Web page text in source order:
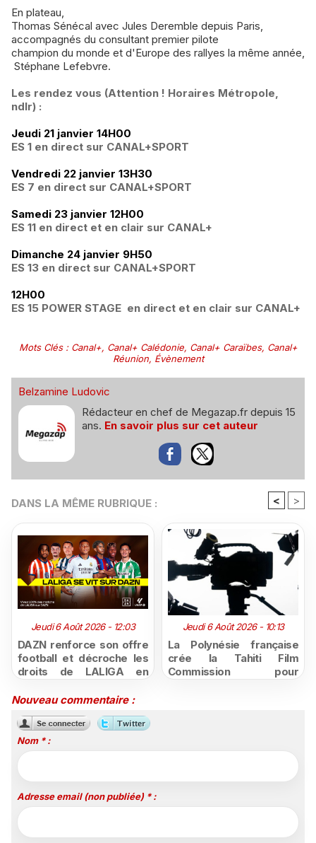
En plateau,
Thomas Sénécal avec Jules Deremble depuis Paris,
accompagnés du consultant premier pilote
champion du monde et d'Europe des rallyes la même année,
Stéphane Lefebvre.
Les rendez vous (Attention ! Horaires Métropole,
ndlr) :
Jeudi 21 janvier 14H00
ES 1 ­en direct sur CANAL+SPORT
Vendredi 22 janvier 13H30
ES 7 ­en direct sur CANAL+SPORT
Samedi 23 janvier 12H00
ES 11 ­en direct et en clair sur CANAL+
Dimanche 24 janvier 9H50
ES 13 ­en direct sur CANAL+SPORT
12H00
ES 15 POWER STAGE ­ en direct et en clair sur CANAL+
Mots Clés: Canal+, Canal+ Calédonie, Canal+ Caraïbes, Canal+
Réunion, Évènement
Belzamine Ludovic
Rédacteur en chef de Megazap.fr depuis 15
ans. En savoir plus sur cet auteur
DANS LA MÊME RUBRIQUE : < >
Jeudi 6 Août 2026 - 12:03
DAZN renforce son offre
football et décroche les
droits de LALIGA en
Jeudi 6 Août 2026 - 10:13
La Polynésie française
crée la Tahiti Film
Commission pour
Nouveau commentaire :
Nom * :
Adresse email (non publiée) * :